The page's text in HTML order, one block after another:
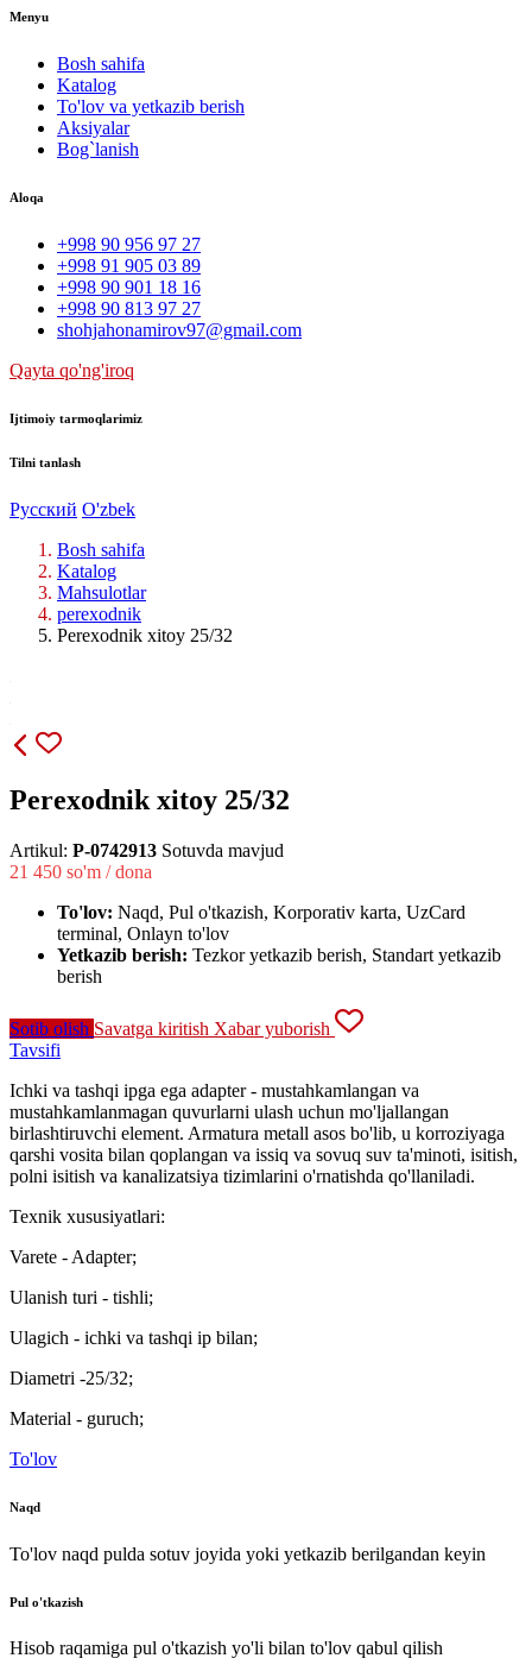
Menyu
Bosh sahifa
Katalog
To'lov va yetkazib berish
Aksiyalar
Bog`lanish
Aloqa
+998 90 956 97 27
+998 91 905 03 89
+998 90 901 18 16
+998 90 813 97 27
shohjahonamirov97@gmail.com
Qayta qo'ng'iroq
Ijtimoiy tarmoqlarimiz
Tilni tanlash
Русский O'zbek
Bosh sahifa
Katalog
Mahsulotlar
perexodnik
Perexodnik xitoy 25/32
Perexodnik xitoy 25/32
Artikul: P-0742913 Sotuvda mavjud
21 450 so'm / dona
To'lov: Naqd, Pul o'tkazish, Korporativ karta, UzCard
terminal, Onlayn to'lov
Yetkazib berish: Tezkor yetkazib berish, Standart yetkazib
berish
Sotib olish Savatga kiritish Xabar yuborish
Tavsifi
Ichki va tashqi ipga ega adapter - mustahkamlangan va
mustahkamlanmagan quvurlarni ulash uchun mo'ljallangan
birlashtiruvchi element. Armatura metall asos bo'lib, u korroziyaga
qarshi vosita bilan qoplangan va issiq va sovuq suv ta'minoti, isitish,
polni isitish va kanalizatsiya tizimlarini o'rnatishda qo'llaniladi.
Texnik xususiyatlari:
Varete - Adapter;
Ulanish turi - tishli;
Ulagich - ichki va tashqi ip bilan;
Diametri -25/32;
Material - guruch;
To'lov
Naqd
To'lov naqd pulda sotuv joyida yoki yetkazib berilgandan keyin
Pul o'tkazish
Hisob raqamiga pul o'tkazish yo'li bilan to'lov qabul qilish